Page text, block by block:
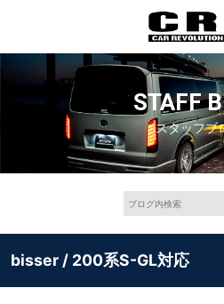
STAFF
スタッフブ
bisser / 200系S-GL対応